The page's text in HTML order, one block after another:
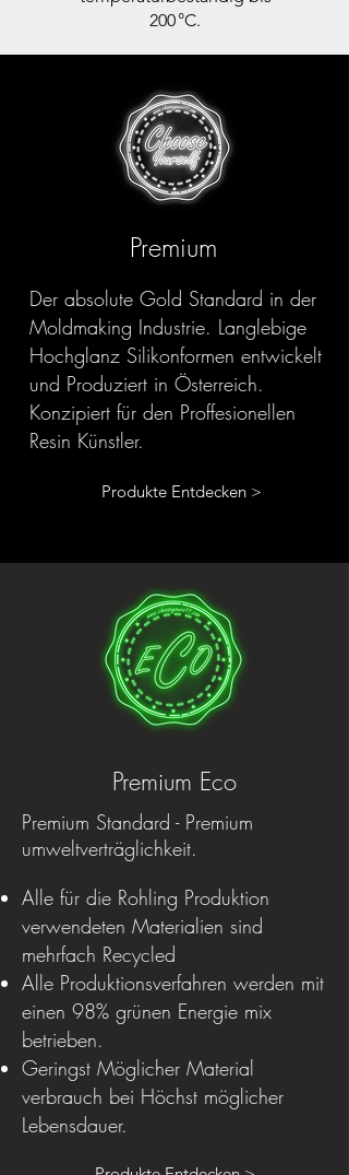
200 °C.
Premium
Der absolute Gold Standard in der
Moldmaking Industrie. Langlebige
Hochglanz Silikonformen entwickelt
und Produziert in Österreich.
Konzipiert für den Proffesionellen
Resin Künstler.
Produkte Entdecken >
Premium Eco
Premium Standard - Premium
umweltverträglichkeit.
Alle für die Rohling Produktion
verwendeten Materialien sind
mehrfach Recycled
Alle Produktionsverfahren werden mit
einen 98% grünen Energie mix
betrieben.
Geringst Möglicher Material
verbrauch bei Höchst möglicher
Lebensdauer.